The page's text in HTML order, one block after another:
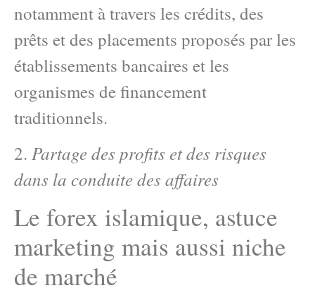
notamment à travers les crédits, des
prêts et des placements proposés par les
établissements bancaires et les
organismes de financement
traditionnels.
2. Partage des profits et des risques
dans la conduite des affaires
Le forex islamique, astuce
marketing mais aussi niche
de marché